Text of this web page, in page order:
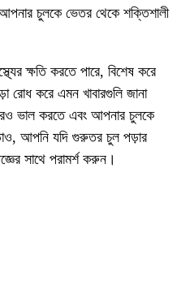
চুলকে ভেতর থেকে শক্তিশালী
ক্ষতি করতে পারে, বিশেষ করে
রোধ করে এমন খাবারগুলি জানা
ভাল করতে এবং আপনার চুলকে
আপনি যদি গুরুতর চুল পড়ার
সাথে পরামর্শ করুন।